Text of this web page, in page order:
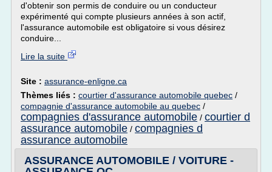
d'obtenir son permis de conduire ou un conducteur
expérimenté qui compte plusieurs années à son actif,
l'assurance automobile est obligatoire si vous désirez
conduire...
Lire la suite
Site : assurance-enligne.ca
Thèmes liés : courtier d'assurance automobile quebec /
compagnie d'assurance automobile au quebec /
compagnies d'assurance automobile / courtier d
assurance automobile / compagnies d
assurance automobile
ASSURANCE AUTOMOBILE / VOITURE -